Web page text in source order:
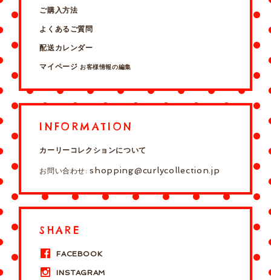
ご購入方法
よくあるご質問
配送カレンダー
マイページ お客様情報の編集
INFORMATION
カーリーコレクションについて
お問い合わせ:shopping@curlycollection.jp
SHARE
FACEBOOK
INSTAGRAM